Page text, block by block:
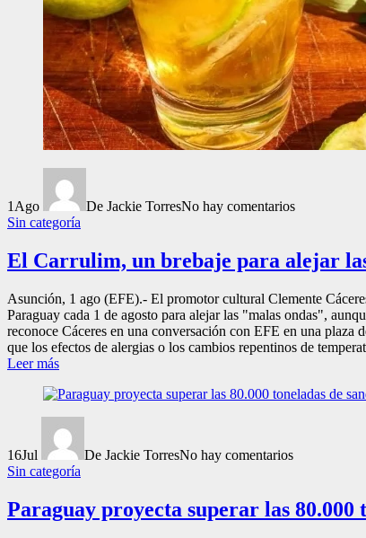
1 Ago De Jackie TorresNo hay comentarios
Sin categoría
El Carrulim, un brebaje para alejar
Asunción, 1 ago (EFE).- El promotor cultural Clemente
Paraguay cada 1 de agosto para alejar las "malas ondas",
reconoce Cáceres en una conversación con EFE en una
que los efectos de alergias o los cambios repentinos de
Leer más
16Jul De Jackie TorresNo hay comentarios
Sin categoría
Paraguay proyecta superar las